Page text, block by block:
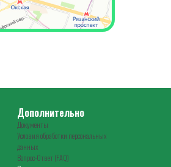
Дополнительно
Документы
Условия обработки персональных
данных
Вопрос-Ответ (FAQ)